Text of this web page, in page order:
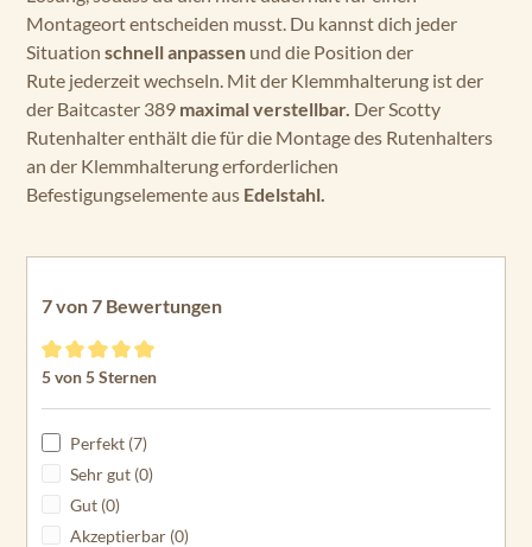
Montageort entscheiden musst. Du kannst dich jeder
Situation schnell anpassen und die Position der
Rute jederzeit wechseln. Mit der Klemmhalterung ist der
der Baitcaster 389 maximal verstellbar. Der Scotty
Rutenhalter enthält die für die Montage des Rutenhalters
an der Klemmhalterung erforderlichen
Befestigungselemente aus Edelstahl.
7 von 7 Bewertungen
Durchschnittliche Bewertung von 5 von 5 Sternen
5 von 5 Sternen
Perfekt (7)
Sehr gut (0)
Gut (0)
Akzeptierbar (0)